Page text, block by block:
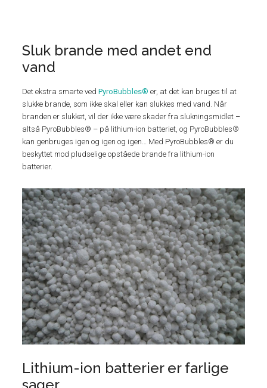
Sluk brande med andet end
vand
Det ekstra smarte vedPyroBubbles® er, at det kan bruges til at
slukke brande, som ikke skal eller kan slukkes med vand. Når
branden er slukket, vil der ikke være skader fra slukningsmidlet –
altså PyroBubbles® – på lithium-ion batteriet, og PyroBubbles®
kan genbruges igen og igen og igen… Med PyroBubbles® er du
beskyttet mod pludselige opståede brande fra lithium-ion
batterier.
Lithium-ion batterier er farlige
sager…